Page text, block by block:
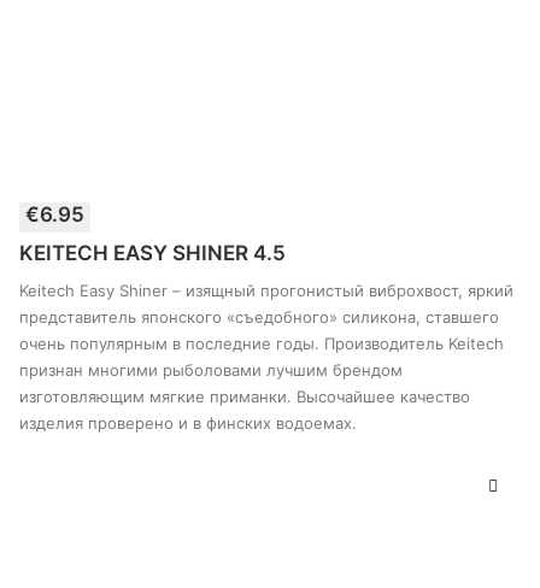
товар
несколько
вариантов.
можно
выбрать
на
странице
товара
€6.95
KEITECH EASY SHINER 4.5
Keitech Easy Shiner – изящный прогонистый виброхвост, яркий
представитель японского «съедобного» силикона, ставшего
очень популярным в последние годы. Производитель Keitech
признан многими рыболовами лучшим брендом
изготовляющим мягкие приманки. Высочайшее качество
изделия проверено и в финских водоемах.